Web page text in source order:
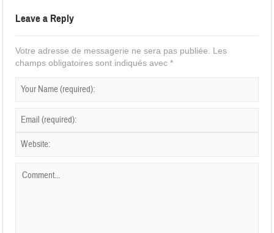
Leave a Reply
Votre adresse de messagerie ne sera pas publiée.
Les
champs obligatoires sont indiqués avec*